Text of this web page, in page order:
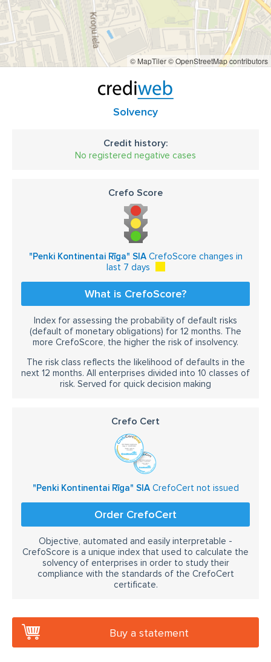
© MapTiler© OpenStreetMap contributors
Solvency
Credit history:
No registered negative cases
Crefo Score
"Penki Kontinentai Rīga" SIACrefoScore changes in
last 7 days
What is CrefoScore?
Index for assessing the probability of default risks
(default of monetary obligations) for 12 months. The
more CrefoScore, the higher the risk of insolvency.
The risk class reflects the likelihood of defaults in the
next 12 months. All enterprises divided into 10 classes of
risk. Served for quick decision making
Crefo Cert
"Penki Kontinentai Rīga" SIACrefoCert not issued
Order CrefoCert
Objective, automated and easily interpretable -
CrefoScore is a unique index that used to calculate the
solvency of enterprises in order to study their
compliance with the standards of the CrefoCert
certificate.
Buy a statement